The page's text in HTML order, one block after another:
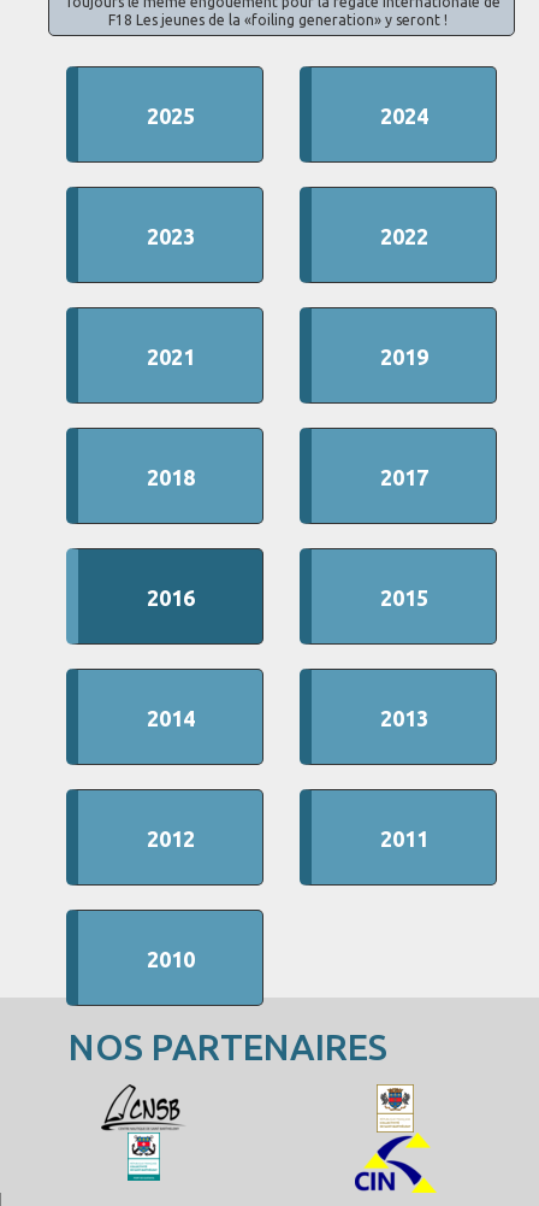
F18 Les jeunes de la «foiling generation» y seront !
2025 2024
2023 2022
2021 2019
2018 2017
2016 2015
2014 2013
2012 2011
2010
NOS PARTENAIRES